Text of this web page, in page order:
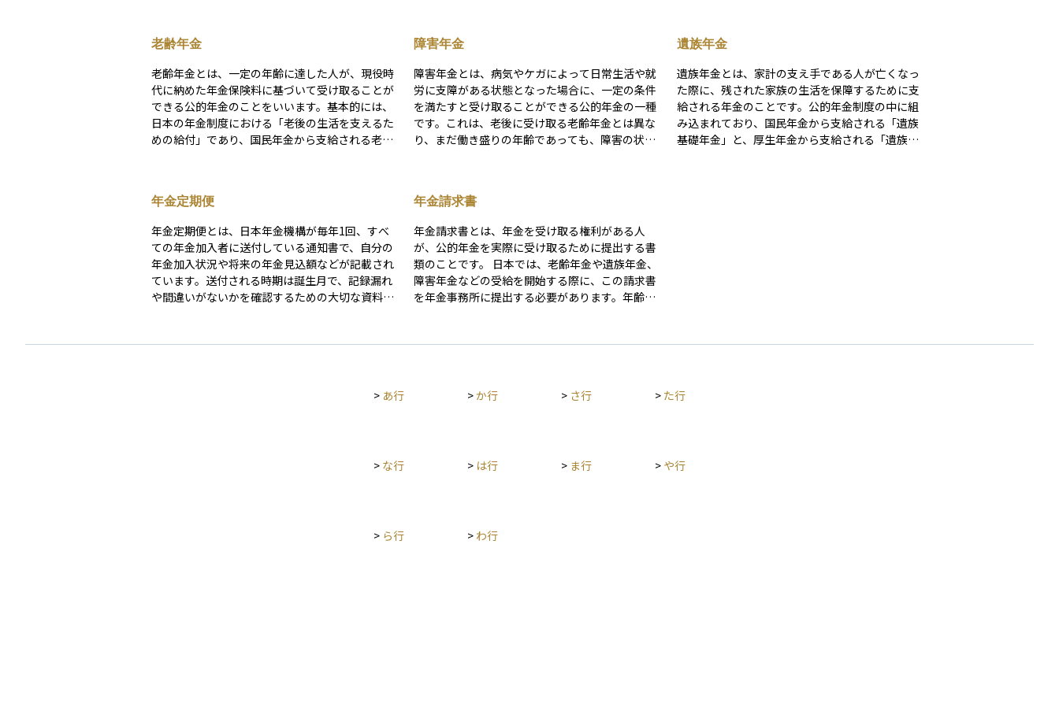
老齢年金
老齢年金とは、一定の年齢に達した人が、現役時
代に納めた年金保険料に基づいて受け取ることが
できる公的年金のことをいいます。基本的には、
日本の年金制度における「老後の生活を支えるた
めの給付」であり、国民年金から支給される老齢
員や公務員など厚生年金に加入していた人は、基
礎年金に加えて老齢厚生年金も受け取ることがで
きます。原則として65歳から支給されますが、繰
上げや繰下げ制度を利用することで、受け取り開
始年齢を60歳から75歳まで調整することも可能で
す。老齢年金は、長年の働きと保険料の積み重ね
に対して支払われる、生活設計の中心となる制度
障害年金
障害年金とは、病気やケガによって日常生活や就
労に支障がある状態となった場合に、一定の条件
を満たすと受け取ることができる公的年金の一種
です。これは、老後に受け取る老齢年金とは異な
り、まだ働き盛りの年齢であっても、障害の状態
満たしていること、そして障害の程度が法律で定
められた等級に該当することが必要です。障害年
金には「障害基礎年金」と「障害厚生年金」の2
種類があり、どの年金制度に加入していたかによ
って対象や支給額が異なります。これは障害を抱
えながらも暮らしていく人の経済的な支えとなる
大切な制度です。
遺族年金
遺族年金とは、家計の支え手である人が亡くなっ
た際に、残された家族の生活を保障するために支
給される年金のことです。公的年金制度の中に組
み込まれており、国民年金から支給される「遺族
基礎年金」と、厚生年金から支給される「遺族厚
年金定期便
年金定期便とは、日本年金機構が毎年1回、すべ
ての年金加入者に送付している通知書で、自分の
年金加入状況や将来の年金見込額などが記載され
ています。送付される時期は誕生月で、記録漏れ
や間違いがないかを確認するための大切な資料で
生活設計を具体的に考えるきっかけになります。
ットを利用すれば、これと同様の情報をオンライ
年金請求書
年金請求書とは、年金を受け取る権利がある人
が、公的年金を実際に受け取るために提出する書
類のことです。 日本では、老齢年金や遺族年金、
障害年金などの受給を開始する際に、この請求書
を年金事務所に提出する必要があります。年齢や
ん。 手続きには本人確認書類や口座情報なども必
め、この請求手続きについて理解しておくことは
> あ行 >か行 > さ行 > た行
> な行 > は行 > ま行 > や行
> ら行 > わ行